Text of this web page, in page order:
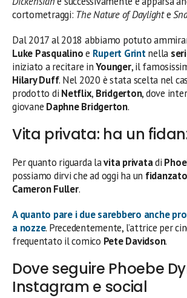
cortometraggi: The Nature of Daylighte
Dal 2017 al 2018 abbiamo potuto
Luke Pasqualinoe Rupert Grintnella
iniziato a recitare inYounger, il
Hilary Duff. Nel 2020 è stata scelta nel
prodotto di Netflix, Bridgerton, dove
giovane Daphne Bridgerton.
Vita privata: ha un
Per quanto riguarda lavita privatadi
possiamo dirvi che ad oggi ha un fidanzato
Cameron Fuller.
A quanto pare i due sarebbero anche
a nozze. Precedentemente, l’attrice per
frequentato il comico Pete Davidson.
Dove seguire Phoebe
Instagram e social